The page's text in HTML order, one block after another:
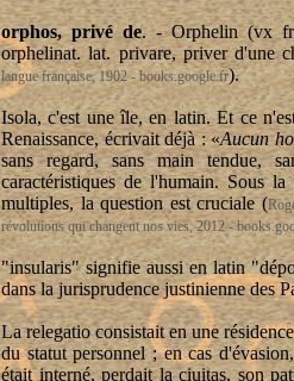
orphos, privé de. - Orphelin (vx
orphelinat.lat. privare, priver d'une
langue française, 1902 - books.google.fr).
Isola, c'est une île, en latin. Et ce
Renaissance, écrivait déjà : «Aucun
sans regard, sans main tendue,
caractéristiques de l'humain. Sous
multiples, la question est cruciale (
révolutions qui changent nos vies, 2012 -
"insularis" signifie aussi en latin
dans la jurisprudence justinienne des
La relegatio consistait en une
du statut personnel ; en cas
était interné, perdait la ciuitas, son